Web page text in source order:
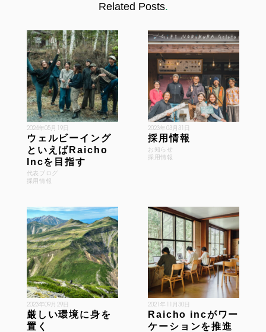
Related Posts.
2024年05月19日
ウェルビーイング
といえばRaicho
Incを目指す
代表ブログ
採用情報
2023年03月31日
採用情報
お知らせ
採用情報
2023年09月29日
厳しい環境に身を
置く
2021年11月30日
Raicho incがワー
ケーションを推進